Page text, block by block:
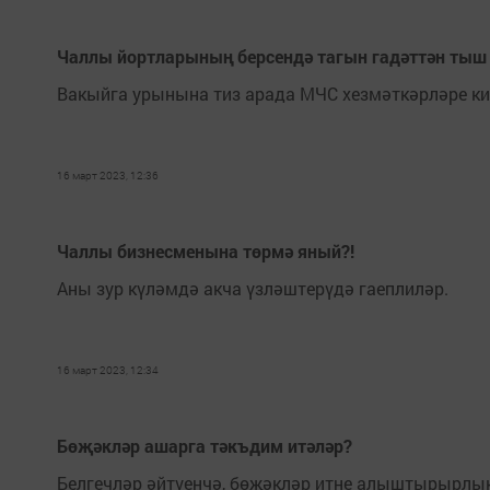
Чаллы йортларының берсендә тагын гадәттән тыш
Вакыйга урынына тиз арада МЧС хезмәткәрләре
16 март 2023, 12:36
Чаллы бизнесменына төрмә яный?!
Аны зур күләмдә акча үзләштерүдә гаеплиләр.
16 март 2023, 12:34
Бөҗәкләр ашарга тәкъдим итәләр?
Белгечләр әйтүенчә, бөҗәкләр итне